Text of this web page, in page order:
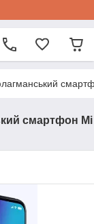
смартфон Mi